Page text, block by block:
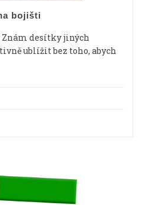
bojišti
Znám desítky jiných
ublížit bez toho, abych